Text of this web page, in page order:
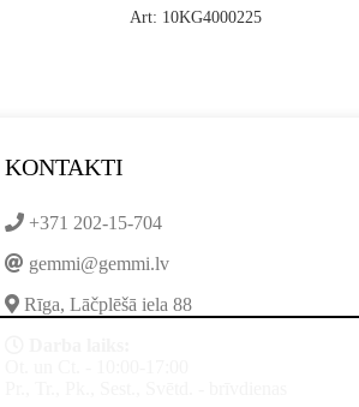
Art: 10KG4000225
KONTAKTI
+371 202-15-704
gemmi@gemmi.lv
Rīga, Lāčplēšā iela 88